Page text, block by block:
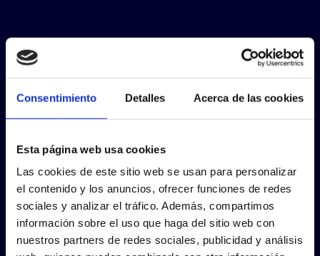
Consentimiento Detalles Acerca de las cookies
Esta página web usa cookies
Las cookies de este sitio web se usan para personalizar
el contenido y los anuncios, ofrecer funciones de redes
sociales y analizar el tráfico. Además, compartimos
información sobre el uso que haga del sitio web con
nuestros partners de redes sociales, publicidad y análisis